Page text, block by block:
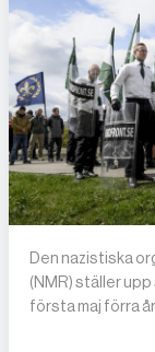
Den nazistiska
(NMR) ställer
första maj förra